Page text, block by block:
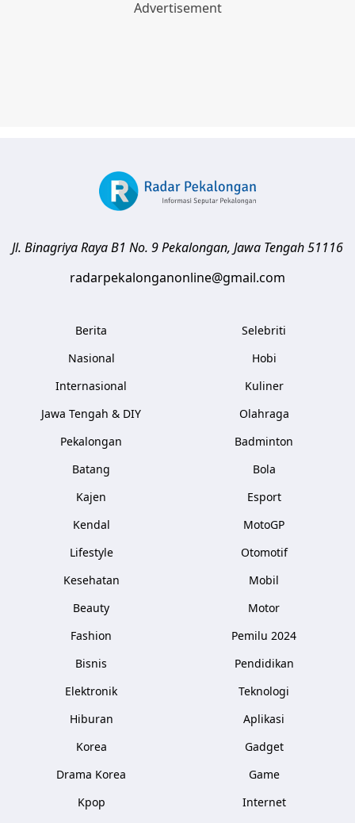
Jl. Binagriya Raya B1 No. 9Pekalongan, Jawa Tengah51116
radarpekalonganonline@gmail.com
Berita
Nasional
Internasional
Jawa Tengah & DIY
Pekalongan
Batang
Kajen
Kendal
Lifestyle
Kesehatan
Beauty
Fashion
Bisnis
Elektronik
Hiburan
Korea
Drama Korea
Kpop
Selebriti
Hobi
Kuliner
Olahraga
Badminton
Bola
Esport
MotoGP
Otomotif
Mobil
Motor
Pemilu 2024
Pendidikan
Teknologi
Aplikasi
Gadget
Game
Internet